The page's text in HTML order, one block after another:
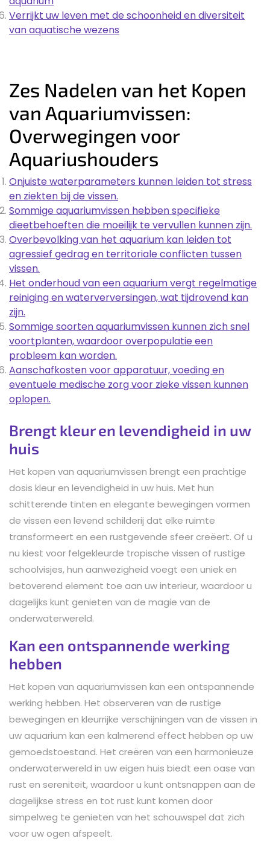
Verrijkt uw leven met de schoonheid en diversiteit
van aquatische wezens
Zes Nadelen van het Kopen
van Aquariumvissen:
Overwegingen voor
Aquariushouders
Onjuiste waterparameters kunnen leiden tot stress
en ziekten bij de vissen.
Sommige aquariumvissen hebben specifieke
dieetbehoeften die moeilijk te vervullen kunnen zijn.
Overbevolking van het aquarium kan leiden tot
agressief gedrag en territoriale conflicten tussen
vissen.
Het onderhoud van een aquarium vergt regelmatige
reiniging en waterverversingen, wat tijdrovend kan
zijn.
Sommige soorten aquariumvissen kunnen zich snel
voortplanten, waardoor overpopulatie een
probleem kan worden.
Aanschafkosten voor apparatuur, voeding en
eventuele medische zorg voor zieke vissen kunnen
oplopen.
Brengt kleur en levendigheid in uw
huis
Het kopen van aquariumvissen brengt een prachtige
dosis kleur en levendigheid in uw huis. Met hun
schitterende tinten en elegante bewegingen vormen
de vissen een levend schilderij dat elke ruimte
transformeert en een rustgevende sfeer creëert. Of u
nu kiest voor felgekleurde tropische vissen of rustige
schoolvisjes, hun aanwezigheid voegt een uniek en
betoverend element toe aan uw interieur, waardoor u
dagelijks kunt genieten van de magie van de
onderwaterwereld.
Kan een ontspannende werking
hebben
Het kopen van aquariumvissen kan een ontspannende
werking hebben. Het observeren van de rustige
bewegingen en kleurrijke verschijningen van de vissen in
uw aquarium kan een kalmerend effect hebben op uw
gemoedstoestand. Het creëren van een harmonieuze
onderwaterwereld in uw eigen huis biedt een oase van
rust en sereniteit, waardoor u kunt ontsnappen aan de
dagelijkse stress en tot rust kunt komen door
simpelweg te genieten van het schouwspel dat zich
voor uw ogen afspeelt.